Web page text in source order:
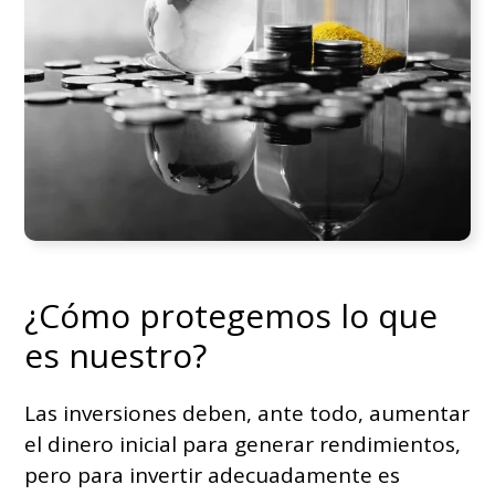
¿Cómo protegemos lo que
es nuestro?
Las inversiones deben, ante todo, aumentar
el dinero inicial para generar rendimientos,
pero para invertir adecuadamente es